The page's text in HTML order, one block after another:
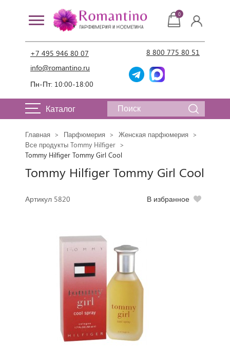
+7 495 946 80 07
info@romantino.ru
Пн-Пт: 10:00-18:00
8 800 775 80 51
0
Каталог
Главная Парфюмерия
Женская парфюмерия
Все продукты Tommy Hilfiger
Tommy Hilfiger Tommy Girl Cool
Tommy Hilfiger Tommy Girl Cool
Артикул 5820 В избранное